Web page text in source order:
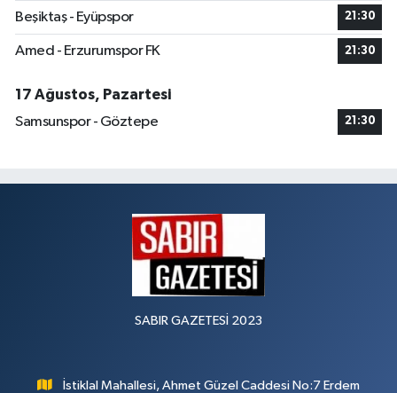
Beşiktaş - Eyüpspor 21:30
Amed - Erzurumspor FK 21:30
17 Ağustos, Pazartesi
Samsunspor - Göztepe
21:30
SABIR GAZETESİ 2023
İstiklal Mahallesi, Ahmet Güzel Caddesi No:7 Erdem